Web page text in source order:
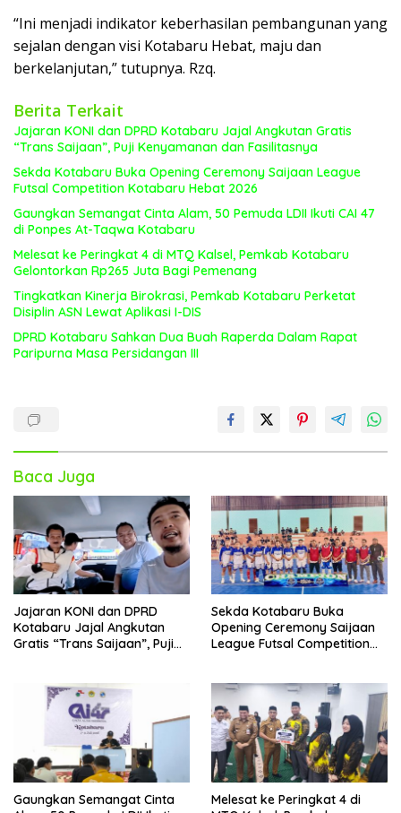
“Ini menjadi indikator keberhasilan pembangunan yang
sejalan dengan visi Kotabaru Hebat, maju dan
berkelanjutan,” tutupnya. Rzq.
Berita Terkait
Jajaran KONI dan DPRD Kotabaru Jajal Angkutan Gratis
“Trans Saijaan”, Puji Kenyamanan dan Fasilitasnya
Sekda Kotabaru Buka Opening Ceremony Saijaan League
Futsal Competition Kotabaru Hebat 2026
Gaungkan Semangat Cinta Alam, 50 Pemuda LDII Ikuti CAI 47
di Ponpes At-Taqwa Kotabaru
Melesat ke Peringkat 4 di MTQ Kalsel, Pemkab Kotabaru
Gelontorkan Rp265 Juta Bagi Pemenang
Tingkatkan Kinerja Birokrasi, Pemkab Kotabaru Perketat
Disiplin ASN Lewat Aplikasi I-DIS
DPRD Kotabaru Sahkan Dua Buah Raperda Dalam Rapat
Paripurna Masa Persidangan III
Baca Juga
Jajaran KONI dan DPRD
Kotabaru Jajal Angkutan
Gratis “Trans Saijaan”, Puji
Sekda Kotabaru Buka
Opening Ceremony Saijaan
League Futsal Competition
Gaungkan Semangat Cinta
Melesat ke Peringkat 4 di